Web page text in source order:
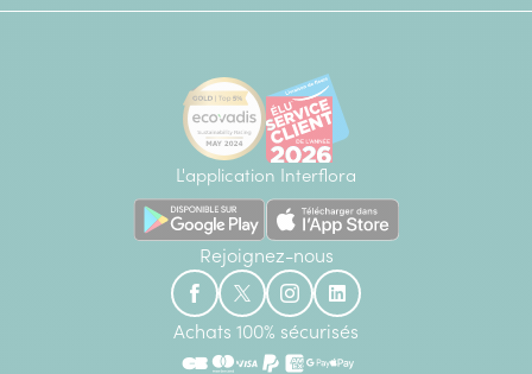
L'application Interflora
Rejoignez-nous
Achats 100% sécurisés